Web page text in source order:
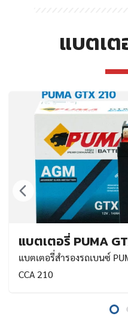
แบตเ
แบตเตอรี่ PUMA
แบตเตอรี่สำรองรถเบนซ์
CCA 210